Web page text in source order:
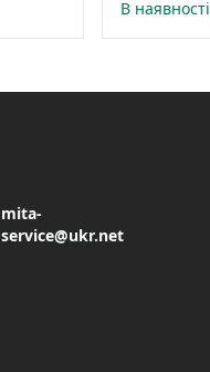
Animals"
В наявності
mita-
service@ukr.net